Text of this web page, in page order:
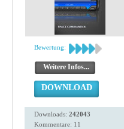
Bewertung:
Weitere Infos...
DOWNLOAD
Downloads: 242043
Kommentare: 11